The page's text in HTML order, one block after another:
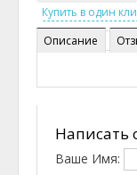
Описание
Написать
Ваше Имя: